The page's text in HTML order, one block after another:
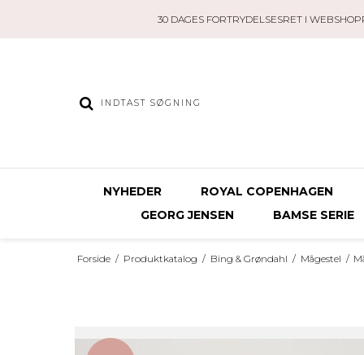
30 DAGES FORTRYDELSESRET I
NYHEDER
ROYAL COPENHAGEN
GEORG JENSEN
BAMSE SERIE
Forside / Produktkatalog / Bing & Grøndahl / Mågestel /